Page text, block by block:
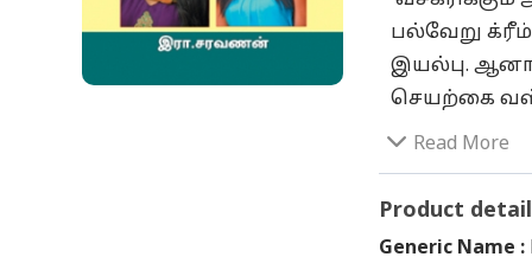
பல்வேறு
இயல்பு.
செயற்கை
காப்பதே
உண்டு.
Read More
Product
Generic Name :